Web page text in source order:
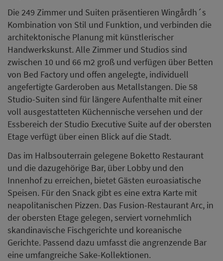
Die 249 Zimmer und Suiten präsentieren Wingårdh´s
Kombination von Stil und Funktion, und verbinden die
architektonische Planung mit künstlerischer
Handwerkskunst. Alle Zimmer und Studios sind
zwischen 10 und 66 m2 groß und verfügen über Betten
von Bed Factory und offen angelegte, individuell
angefertigte Garderoben aus Metallstangen. Die 58
Studio-Suiten sind für längere Aufenthalte mit einer
voll ausgestatteten Küchennische versehen und der
Essbereich der Studio Executive Suite auf der obersten
Etage verfügt über einen Blick auf die Stadt.
Das im Halbsouterrain gelegene Boketto Restaurant
und die dazugehörige Bar, über Lobby und den
Innenhof zu erreichen, bietet Gästen euroasiatische
Speisen. Für den Snack gibt es eine extra Karte mit
neapolitanischen Pizzen. Das Fusion-Restaurant Arc, in
der obersten Etage gelegen, serviert vornehmlich
skandinavische Fischgerichte und koreanische
Gerichte. Passend dazu umfasst die angrenzende Bar
eine umfangreiche Sake-Kollektionen.